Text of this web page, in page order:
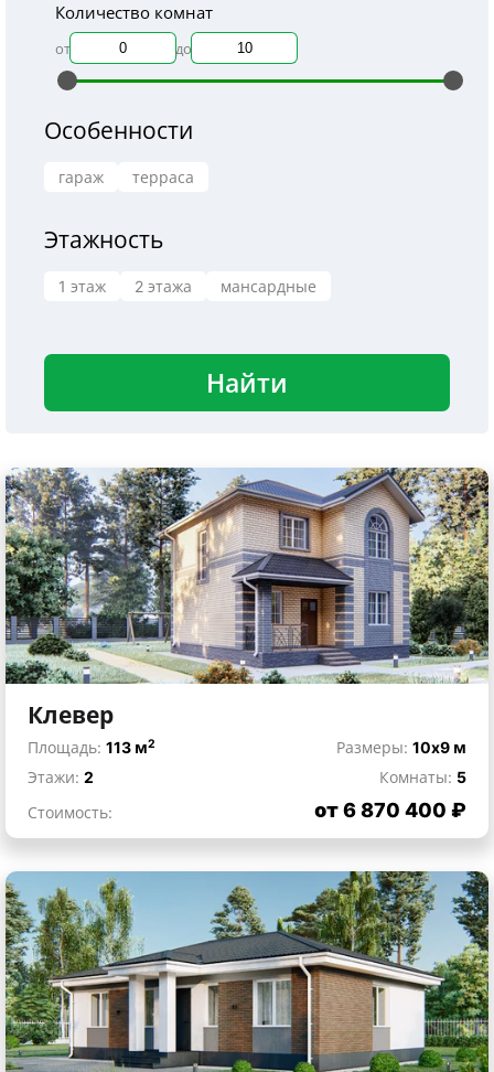
Количество комнат
от до
Особенности
гараж терраса
Этажность
1 этаж 2 этажа мансардные
Найти
Клевер
Площадь: 113 м2 Размеры: 10x9 м
Этажи: 2 Комнаты: 5
Стоимость:
от 6 870 400 ₽